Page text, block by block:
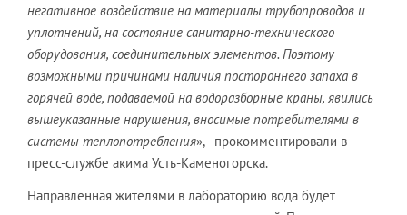
негативное воздействие на материалы трубопроводов и
уплотнений, на состояние санитарно-технического
оборудования, соединительных элементов. Поэтому
возможными причинами наличия постороннего запаха в
горячей воде, подаваемой на водоразборные краны, явились
вышеуказанные нарушения, вносимые потребителями в
системы теплопотребления», - прокомментировали в
пресс-службе акима Усть-Каменогорска.
Направленная жителями в лабораторию вода будет